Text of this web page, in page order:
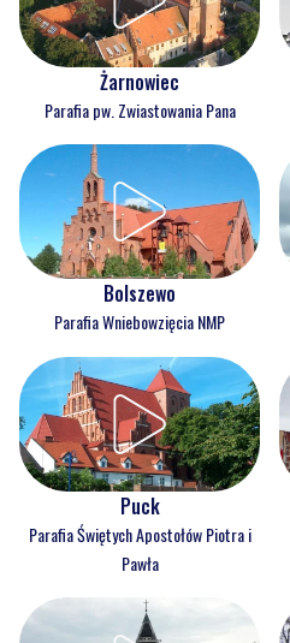
Żarnowiec
Parafia pw. Zwiastowania Pana
Bolszewo
Parafia Wniebowzięcia NMP
Puck
Parafia Świętych Apostołów Piotra i
Pawła